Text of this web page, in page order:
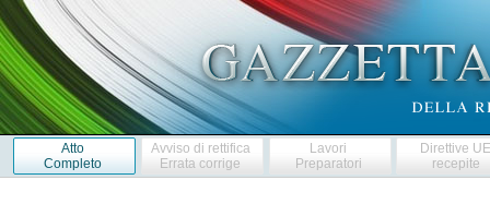
Atto
Completo
Avviso di rettifica
Errata corrige
Lavori
Preparatori
Direttive
recepite